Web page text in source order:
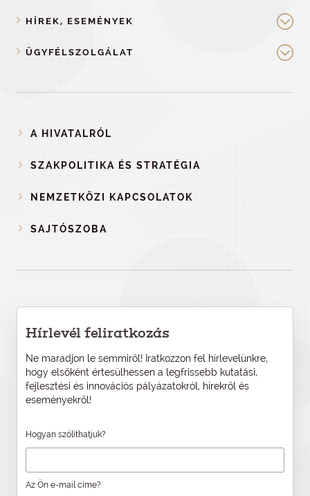
HÍREK, ESEMÉNYEK
ÜGYFÉLSZOLGÁLAT
A HIVATALRÓL
SZAKPOLITIKA ÉS STRATÉGIA
NEMZETKÖZI KAPCSOLATOK
SAJTÓSZOBA
Hírlevél feliratkozás
Ne maradjon le semmiről! Iratkozzon fel hírlevelünkre,
hogy elsőként értesülhessen a legfrissebb kutatási,
fejlesztési és innovációs pályázatokról, hírekről és
eseményekről!
Hogyan szólíthatjuk?
Az Ön e-mail címe?